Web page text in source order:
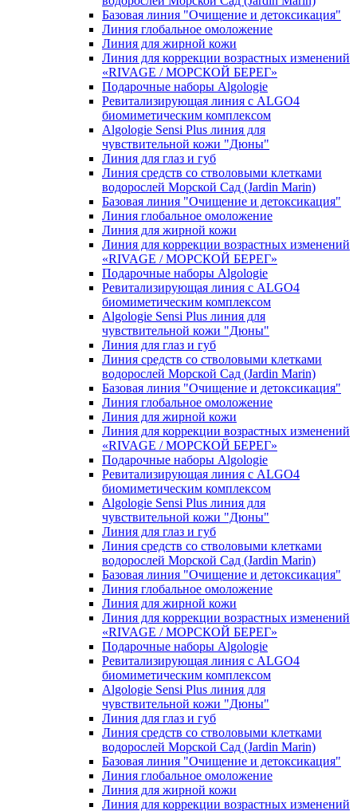
Базовая линия "Очищение и детоксикация"
Линия глобальное омоложение
Линия для жирной кожи
Линия для коррекции возрастных изменений
«RIVAGE / МОРСКОЙ БЕРЕГ»
Подарочные наборы Algologie
Ревитализирующая линия с ALGO4
биомиметическим комплексом
Algologie Sensi Plus линия для
чувcтвительной кожи "Дюны"
Линия для глаз и губ
Линия средств со стволовыми клетками
водорослей Морской Сад (Jardin Marin)
Базовая линия "Очищение и детоксикация"
Линия глобальное омоложение
Линия для жирной кожи
Линия для коррекции возрастных изменений
«RIVAGE / МОРСКОЙ БЕРЕГ»
Подарочные наборы Algologie
Ревитализирующая линия с ALGO4
биомиметическим комплексом
Algologie Sensi Plus линия для
чувcтвительной кожи "Дюны"
Линия для глаз и губ
Линия средств со стволовыми клетками
водорослей Морской Сад (Jardin Marin)
Базовая линия "Очищение и детоксикация"
Линия глобальное омоложение
Линия для жирной кожи
Линия для коррекции возрастных изменений
«RIVAGE / МОРСКОЙ БЕРЕГ»
Подарочные наборы Algologie
Ревитализирующая линия с ALGO4
биомиметическим комплексом
Algologie Sensi Plus линия для
чувcтвительной кожи "Дюны"
Линия для глаз и губ
Линия средств со стволовыми клетками
водорослей Морской Сад (Jardin Marin)
Базовая линия "Очищение и детоксикация"
Линия глобальное омоложение
Линия для жирной кожи
Линия для коррекции возрастных изменений
«RIVAGE / МОРСКОЙ БЕРЕГ»
Подарочные наборы Algologie
Ревитализирующая линия с ALGO4
биомиметическим комплексом
Algologie Sensi Plus линия для
чувcтвительной кожи "Дюны"
Линия для глаз и губ
Линия средств со стволовыми клетками
водорослей Морской Сад (Jardin Marin)
Базовая линия "Очищение и детоксикация"
Линия глобальное омоложение
Линия для жирной кожи
Линия для коррекции возрастных изменений